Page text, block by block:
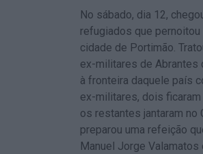
No sábado, dia 12,
refugiados que
cidade de Portimão.
ex-militares de Abrantes
à fronteira daquele país
ex-militares, dois ficaram
os restantes jantaram no
preparou uma refeição
Manuel Jorge